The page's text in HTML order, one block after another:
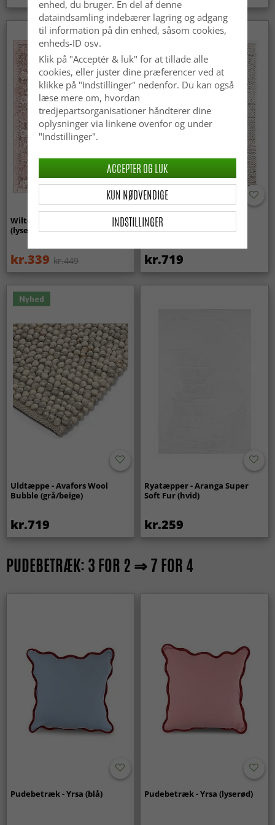
Wilton-tæppe - Gombalia
(lyserød)
kr.339 kr.449
Uldtæppe - Avafors Wool
Bubble (natural)
kr.719
Nyhed
Uldtæppe - Avafors Wool
Bubble (grå/beige)
kr.719
Ryatæpper - Aranga Super
Soft Fur (hvid)
kr.259
PUDEBETRÆK: 3 FOR 2 ⇒ 7 FOR 4
Pudebetræk - Yrsa (blå) Pudebetræk - Yrsa (lyserød)
enhed, du bruger. En del af denne
dataindsamling indebærer lagring og adgang
til information på din enhed, såsom cookies,
enheds-ID osv.
Klik på "Acceptér & luk" for at tillade alle
cookies, eller juster dine præferencer ved at
klikke på "Indstillinger" nedenfor. Du kan også
læse mere om, hvordan
tredjepartsorganisationer håndterer dine
oplysninger via linkene ovenfor og under
"Indstillinger".
INDSTILLINGER
KUN NØDVENDIGE
ACCEPTER OG LUK